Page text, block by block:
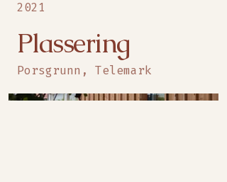
2021
Plassering
Porsgrunn, Telemark